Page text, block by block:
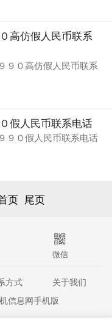
高仿假人民币联系
９０高仿假人民币联系
假人民币联系电话
９０假人民币联系电话
页 尾页
微信
方式
关于我们
信息网手机版